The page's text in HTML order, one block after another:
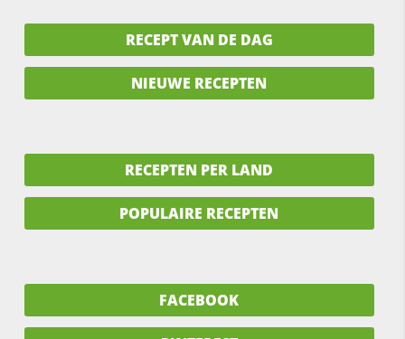
RECEPT VAN DE DAG
NIEUWE RECEPTEN
RECEPTEN PER LAND
POPULAIRE RECEPTEN
FACEBOOK